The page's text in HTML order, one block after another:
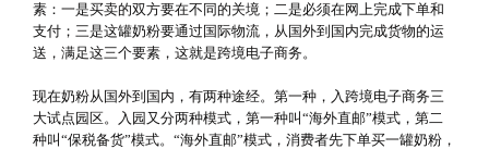
素：一是买卖的双方要在不同的关境；二是必须在网上完成下单和
支付；三是这罐奶粉要通过国际物流，从国外到国内完成货物的运
送，满足这三个要素，这就是跨境电子商务。
现在奶粉从国外到国内，有两种途经。第一种，入跨境电子商务三
大试点园区。入园又分两种模式，第一种叫“海外直邮”模式，第二
种叫“保税备货”模式。“海外直邮”模式，消费者先下单买一罐奶粉，